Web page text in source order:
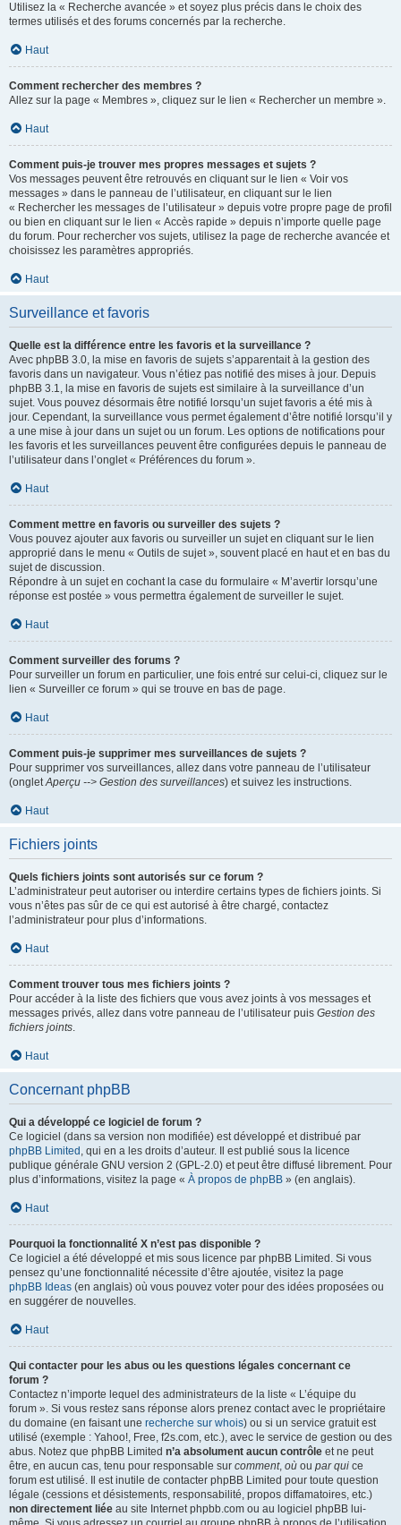
Utilisez la « Recherche avancée » et soyez plus précis dans le choix des
termes utilisés et des forums concernés par la recherche.
Haut
Comment rechercher des membres ?
Allez sur la page « Membres », cliquez sur le lien « Rechercher un membre ».
Haut
Comment puis-je trouver mes propres messages et sujets ?
Vos messages peuvent être retrouvés en cliquant sur le lien « Voir vos
messages » dans le panneau de l’utilisateur, en cliquant sur le lien
« Rechercher les messages de l’utilisateur » depuis votre propre page de profil
ou bien en cliquant sur le lien « Accès rapide » depuis n’importe quelle page
du forum. Pour rechercher vos sujets, utilisez la page de recherche avancée et
choisissez les paramètres appropriés.
Haut
Surveillance et favoris
Quelle est la différence entre les favoris et la surveillance ?
Avec phpBB 3.0, la mise en favoris de sujets s’apparentait à la gestion des
favoris dans un navigateur. Vous n’étiez pas notifié des mises à jour. Depuis
phpBB 3.1, la mise en favoris de sujets est similaire à la surveillance d’un
sujet. Vous pouvez désormais être notifié lorsqu’un sujet favoris a été mis à
jour. Cependant, la surveillance vous permet également d’être notifié lorsqu’il y
a une mise à jour dans un sujet ou un forum. Les options de notifications pour
les favoris et les surveillances peuvent être configurées depuis le panneau de
l’utilisateur dans l’onglet « Préférences du forum ».
Haut
Comment mettre en favoris ou surveiller des sujets ?
Vous pouvez ajouter aux favoris ou surveiller un sujet en cliquant sur le lien
approprié dans le menu « Outils de sujet », souvent placé en haut et en bas du
sujet de discussion.
Répondre à un sujet en cochant la case du formulaire « M’avertir lorsqu’une
réponse est postée » vous permettra également de surveiller le sujet.
Haut
Comment surveiller des forums ?
Pour surveiller un forum en particulier, une fois entré sur celui-ci, cliquez sur le
lien « Surveiller ce forum » qui se trouve en bas de page.
Haut
Comment puis-je supprimer mes surveillances de sujets ?
Pour supprimer vos surveillances, allez dans votre panneau de l’utilisateur
(ongletAperçu --> Gestion des surveillances) et suivez les instructions.
Haut
Fichiers joints
Quels fichiers joints sont autorisés sur ce forum ?
L’administrateur peut autoriser ou interdire certains types de fichiers joints. Si
vous n’êtes pas sûr de ce qui est autorisé à être chargé, contactez
l’administrateur pour plus d’informations.
Haut
Comment trouver tous mes fichiers joints ?
Pour accéder à la liste des fichiers que vous avez joints à vos messages et
messages privés, allez dans votre panneau de l’utilisateur puis Gestion des
fichiers joints.
Haut
Concernant phpBB
Qui a développé ce logiciel de forum ?
Ce logiciel (dans sa version non modifiée) est développé et distribué par
phpBB Limited , qui en a les droits d’auteur. Il est publié sous la licence
publique générale GNU version 2 (GPL-2.0) et peut être diffusé librement. Pour
plus d’informations, visitez la page « À propos de phpBB » (en anglais).
Haut
Pourquoi la fonctionnalité X n’est pas disponible ?
Ce logiciel a été développé et mis sous licence par phpBB Limited. Si vous
pensez qu’une fonctionnalité nécessite d’être ajoutée, visitez la page
phpBB Ideas (en anglais) où vous pouvez voter pour des idées proposées ou
en suggérer de nouvelles.
Haut
Qui contacter pour les abus ou les questions légales concernant ce
forum ?
Contactez n’importe lequel des administrateurs de la liste « L’équipe du
forum ». Si vous restez sans réponse alors prenez contact avec le propriétaire
du domaine (en faisant une recherche sur whois) ou si un service gratuit est
utilisé (exemple : Yahoo!, Free, f2s.com, etc.), avec le service de gestion ou des
abus. Notez que phpBB Limited n’a absolument aucun contrôle et ne peut
être, en aucun cas, tenu pour responsable sur comment, où ou par qui ce
forum est utilisé. Il est inutile de contacter phpBB Limited pour toute question
légale (cessions et désistements, responsabilité, propos diffamatoires, etc.)
non directement liée au site Internet phpbb.com ou au logiciel phpBB lui-